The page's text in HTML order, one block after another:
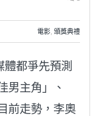
電影, 頒獎典禮
都爭先預測
男主角」、
前走勢，李奧